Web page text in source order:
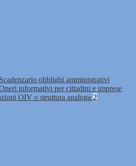
Scadenzario obblighi amministrativi
informativi per cittadini e imprese
OIV o struttura analoga 2